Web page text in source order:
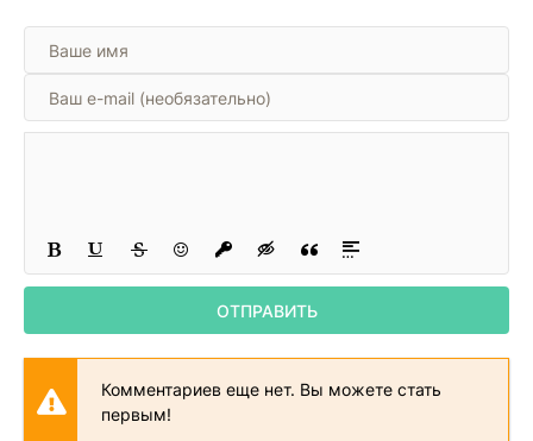
21 литовско-русское государство
22 русская культура в xii-xiii вв.
23 возвышение москвы
26 церковь в xv-xvi вв
27 московское государство
29 внешняя политика ивана iv.опричнина.
30 русская культура и просвещение в xiv-xvi вв
ОТПРАВИТЬ
Комментариев еще нет. Вы можете стать
первым!